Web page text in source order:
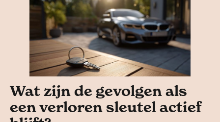
Wat zijn de gevolgen als
een verloren sleutel actief